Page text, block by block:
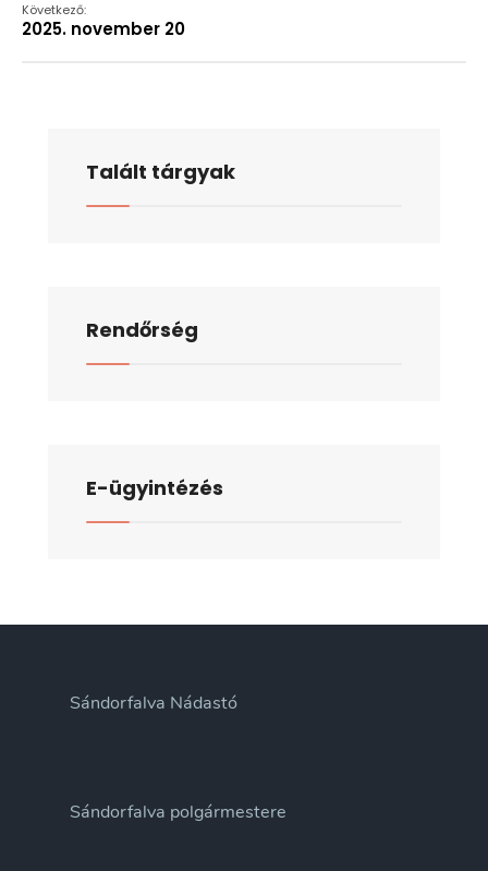
Következő:
2025. november 20
Talált tárgyak
Rendőrség
E-ügyintézés
Sándorfalva Nádastó
Sándorfalva polgármestere